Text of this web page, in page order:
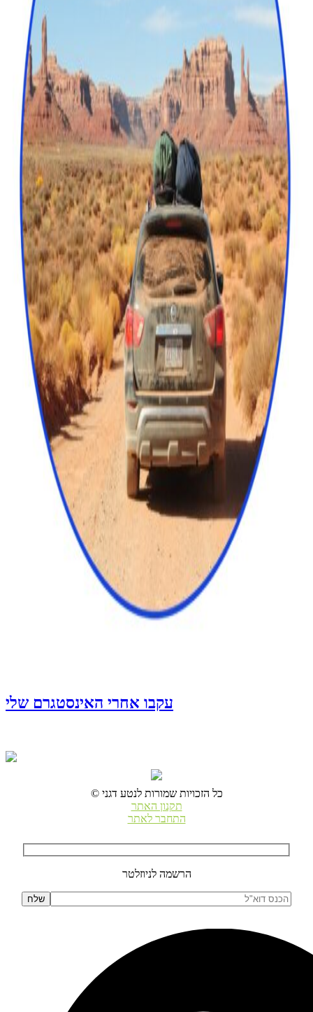
עקבו אחרי האינסטגרם שלי
© כל הזכויות שמורות לנטע דגני
תקנון האתר
התחבר לאתר
הרשמה לניוזלטר